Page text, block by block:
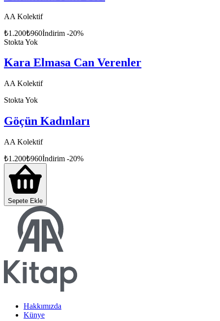
AA Kolektif
₺1.200₺960İndirim -20%
Stokta Yok
Kara Elmasa Can Verenler
AA Kolektif
Stokta Yok
Göçün Kadınları
AA Kolektif
₺1.200₺960İndirim -20%
Sepete Ekle
Hakkımızda
Künye